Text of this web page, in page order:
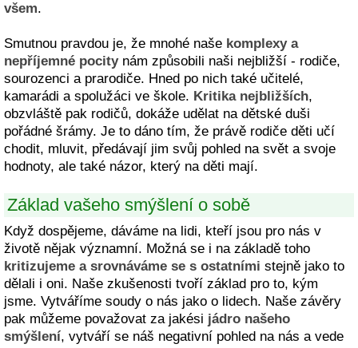
všem.
Smutnou pravdou je, že mnohé naše komplexy a
nepříjemné pocitynám způsobili naši nejbližší - rodiče,
sourozenci a prarodiče. Hned po nich také učitelé,
kamarádi a spolužáci ve škole. Kritika nejbližších,
obzvláště pak rodičů, dokáže udělat na dětské duši
pořádné šrámy. Je to dáno tím, že právě rodiče děti učí
chodit, mluvit, předávají jim svůj pohled na svět a svoje
hodnoty, ale také názor, který na děti mají.
Základ vašeho smýšlení o sobě
Když dospějeme, dáváme na lidi, kteří jsou pro nás v
životě nějak významní. Možná se i na základě toho
kritizujeme a srovnáváme se s ostatními stejně jako to
dělali i oni. Naše zkušenosti tvoří základ pro to, kým
jsme. Vytváříme soudy o nás jako o lidech. Naše závěry
pak můžeme považovat za jakési jádro našeho
smýšlení, vytváří se náš negativní pohled na nás a vede